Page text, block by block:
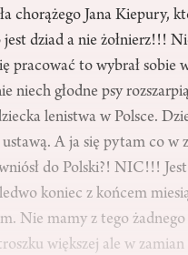
chorążego Jana Kiepury,
dziad a nie żołnierz!!!
pracować to wybrał sobie
niech głodne psy
lenistwa w Polsce.
A ja się pytam co
do Polski?! NIC!!!
koniec z końcem
Nie mamy z tego
większej ale w